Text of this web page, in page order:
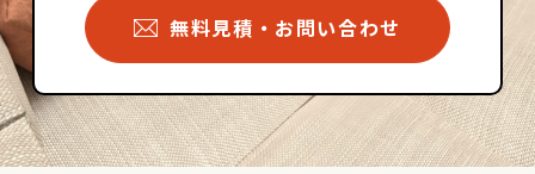
無料見積・お問い合わせ